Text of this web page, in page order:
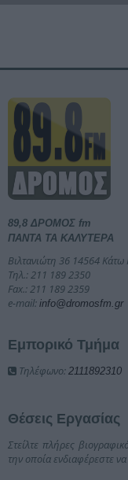
89,8 ΔΡΟΜΟΣ fm
ΠΑΝΤΑ ΤΑ ΚΑΛΥΤΕΡΑ
Βιλτανιώτη 36 14564 Κάτω
Τηλ.: 211 189 2350
Fax.: 211 189 2359
e-mail: info@dromosfm.gr
Εμπορικό Τμήμα
Τηλέφωνο: 2111892310
Θέσεις Εργασίας
Στείλτε πλήρες
την οποία ενδιαφέρεστε να